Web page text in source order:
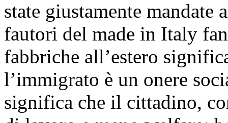
state giustamente
fautori del made in Italy
fabbriche all’estero
l’immigrato è un onere
significa che il cittadino,